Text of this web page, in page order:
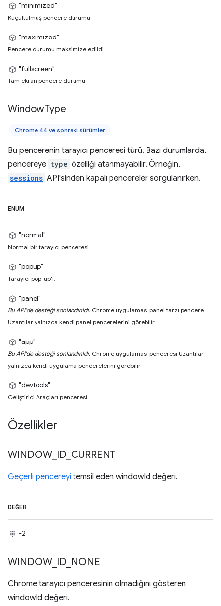
"minimized"
Küçültülmüş pencere durumu.
"maximized"
Pencere durumu maksimize edildi.
"fullscreen"
Tam ekran pencere durumu.
WindowType
Chrome 44 ve sonraki sürümler
Bu pencerenin tarayıcı penceresi türü. Bazı durumlarda,
pencereye type özelliği atanmayabilir. Örneğin,
sessions API'sinden kapalı pencereler sorgulanırken.
ENUM
"normal"
Normal bir tarayıcı penceresi.
"popup"
Tarayıcı pop-up'ı.
"panel"
Bu API'de desteği sonlandırıldı. Chrome uygulaması panel tarzı pencere.
Uzantılar yalnızca kendi panel pencerelerini görebilir.
"app"
Bu API'de desteği sonlandırıldı. Chrome uygulaması penceresi Uzantılar
yalnızca kendi uygulama pencerelerini görebilir.
"devtools"
Geliştirici Araçları penceresi.
Özellikler
WINDOW_ ID CURRENT
Geçerli pencereyi temsil eden windowId değeri.
DEĞER
-2
WINDOW_ ID NONE
Chrome tarayıcı penceresinin olmadığını gösteren
windowId değeri.